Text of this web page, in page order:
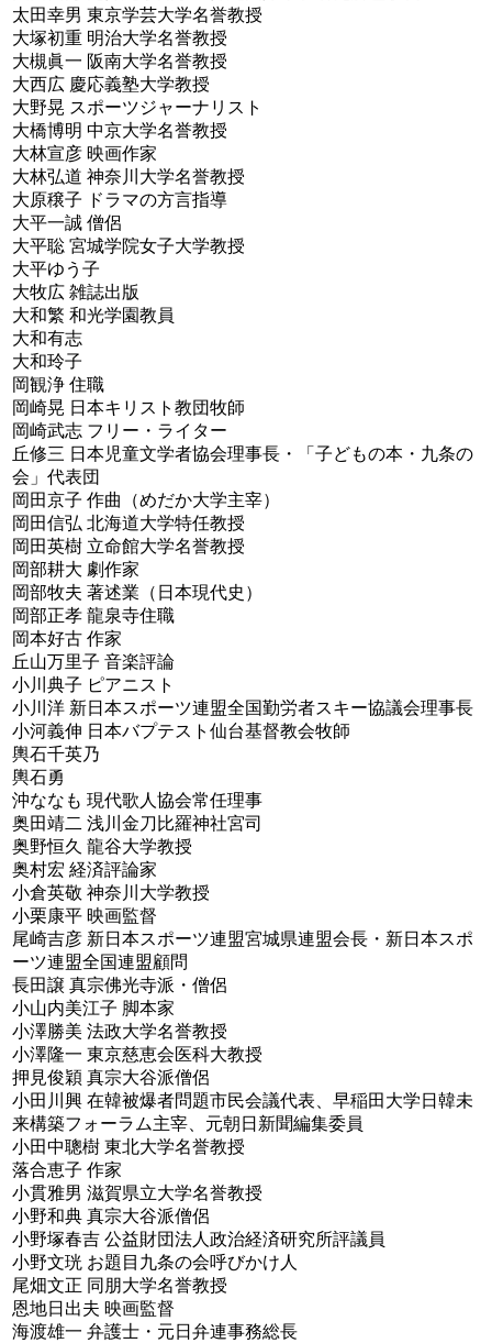
太田幸男 東京学芸大学名誉教授
大塚初重 明治大学名誉教授
大槻眞一 阪南大学名誉教授
大西広 慶応義塾大学教授
大野晃 スポーツジャーナリスト
大橋博明 中京大学名誉教授
大林宣彦 映画作家
大林弘道 神奈川大学名誉教授
大原穣子 ドラマの方言指導
大平一誠 僧侶
大平聡 宮城学院女子大学教授
大平ゆう子
大牧広 雑誌出版
大和繁 和光学園教員
大和有志
大和玲子
岡観浄 住職
岡崎晃 日本キリスト教団牧師
岡崎武志 フリー・ライター
丘修三 日本児童文学者協会理事長・「子どもの本・九条の
会」代表団
岡田京子 作曲（めだか大学主宰）
岡田信弘 北海道大学特任教授
岡田英樹 立命館大学名誉教授
岡部耕大 劇作家
岡部牧夫 著述業（日本現代史）
岡部正孝 龍泉寺住職
岡本好古 作家
丘山万里子 音楽評論
小川典子 ピアニスト
小川洋 新日本スポーツ連盟全国勤労者スキー協議会理事長
小河義伸 日本バプテスト仙台基督教会牧師
輿石千英乃
輿石勇
沖ななも 現代歌人協会常任理事
奥田靖二 浅川金刀比羅神社宮司
奥野恒久 龍谷大学教授
奥村宏 経済評論家
小倉英敬 神奈川大学教授
小栗康平 映画監督
尾崎吉彦 新日本スポーツ連盟宮城県連盟会長・新日本スポ
ーツ連盟全国連盟顧問
長田譲 真宗佛光寺派・僧侶
小山内美江子 脚本家
小澤勝美 法政大学名誉教授
小澤隆一 東京慈恵会医科大教授
押見俊穎 真宗大谷派僧侶
小田川興 在韓被爆者問題市民会議代表、早稲田大学日韓未
来構築フォーラム主宰、元朝日新聞編集委員
小田中聰樹 東北大学名誉教授
落合恵子 作家
小貫雅男 滋賀県立大学名誉教授
小野和典 真宗大谷派僧侶
小野塚春吉 公益財団法人政治経済研究所評議員
小野文珖 お題目九条の会呼びかけ人
尾畑文正 同朋大学名誉教授
恩地日出夫 映画監督
海渡雄一 弁護士・元日弁連事務総長